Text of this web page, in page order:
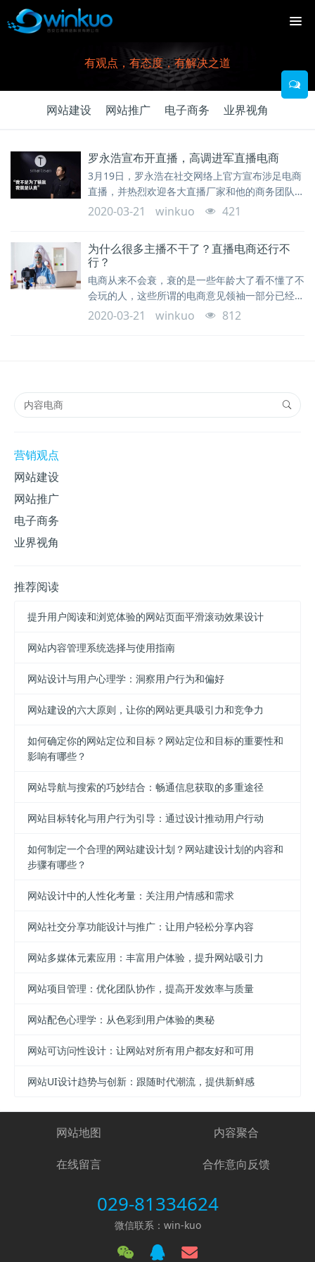
有观点，有态度，有解决之道
网站建设 网站推广 电子商务 业界视角
罗永浩宣布开直播，高调进军直播电商
3月19日，罗永浩在社交网络上官方宣布涉足电商
直播，并热烈欢迎各大直播厂家和他的商务团队进
行洽谈。
2020-03-21 winkuo 421
为什么很多主播不干了？直播电商还行不
行？
电商从来不会衰，衰的是一些年龄大了看不懂了不
会玩的人，这些所谓的电商意见领袖一部分已经被
年轻电商人赶下电商舞台，表现形式就是一边唱
2020-03-21 winkuo 812
营销观点
网站建设
网站推广
电子商务
业界视角
推荐阅读
提升用户阅读和浏览体验的网站页面平滑滚动效果设计
网站内容管理系统选择与使用指南
网站设计与用户心理学：洞察用户行为和偏好
网站建设的六大原则，让你的网站更具吸引力和竞争力
如何确定你的网站定位和目标？网站定位和目标的重要性和
影响有哪些？
网站导航与搜索的巧妙结合：畅通信息获取的多重途径
网站目标转化与用户行为引导：通过设计推动用户行动
如何制定一个合理的网站建设计划？网站建设计划的内容和
步骤有哪些？
网站设计中的人性化考量：关注用户情感和需求
网站社交分享功能设计与推广：让用户轻松分享内容
网站多媒体元素应用：丰富用户体验，提升网站吸引力
网站项目管理：优化团队协作，提高开发效率与质量
网站配色心理学：从色彩到用户体验的奥秘
网站可访问性设计：让网站对所有用户都友好和可用
网站UI设计趋势与创新：跟随时代潮流，提供新鲜感
网站地图 内容聚合
在线留言 合作意向反馈
029-81334624
微信联系：win-kuo